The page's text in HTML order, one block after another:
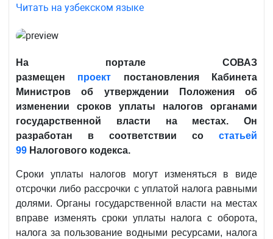
Читать на узбекском языке
На портале СОВАЗ
размещен проект постановления Кабинета
Министров об утверждении Положения об
изменении сроков уплаты налогов органами
государственной власти на местах. Он
разработан в соответствии со статьей
99 Налогового кодекса.
Сроки уплаты налогов могут изменяться в виде
отсрочки либо рассрочки с уплатой налога равными
долями. Органы государственной власти на местах
вправе изменять сроки уплаты налога с оборота,
налога за пользование водными ресурсами, налога